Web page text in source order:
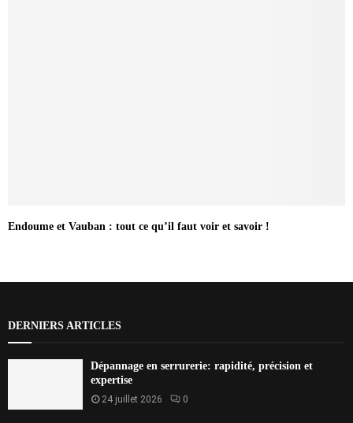
Endoume et Vauban : tout ce qu’il faut voir et savoir !
DERNIERS ARTICLES
Dépannage en serrurerie: rapidité, précision et
expertise
24 juillet 2026 0